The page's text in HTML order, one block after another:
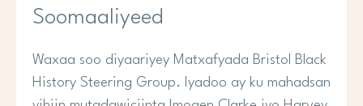
Soomaaliyeed
Waxaa soo diyaariyey Matxafyada Bristol Black
History Steering Group. Iyadoo ay ku mahadsan